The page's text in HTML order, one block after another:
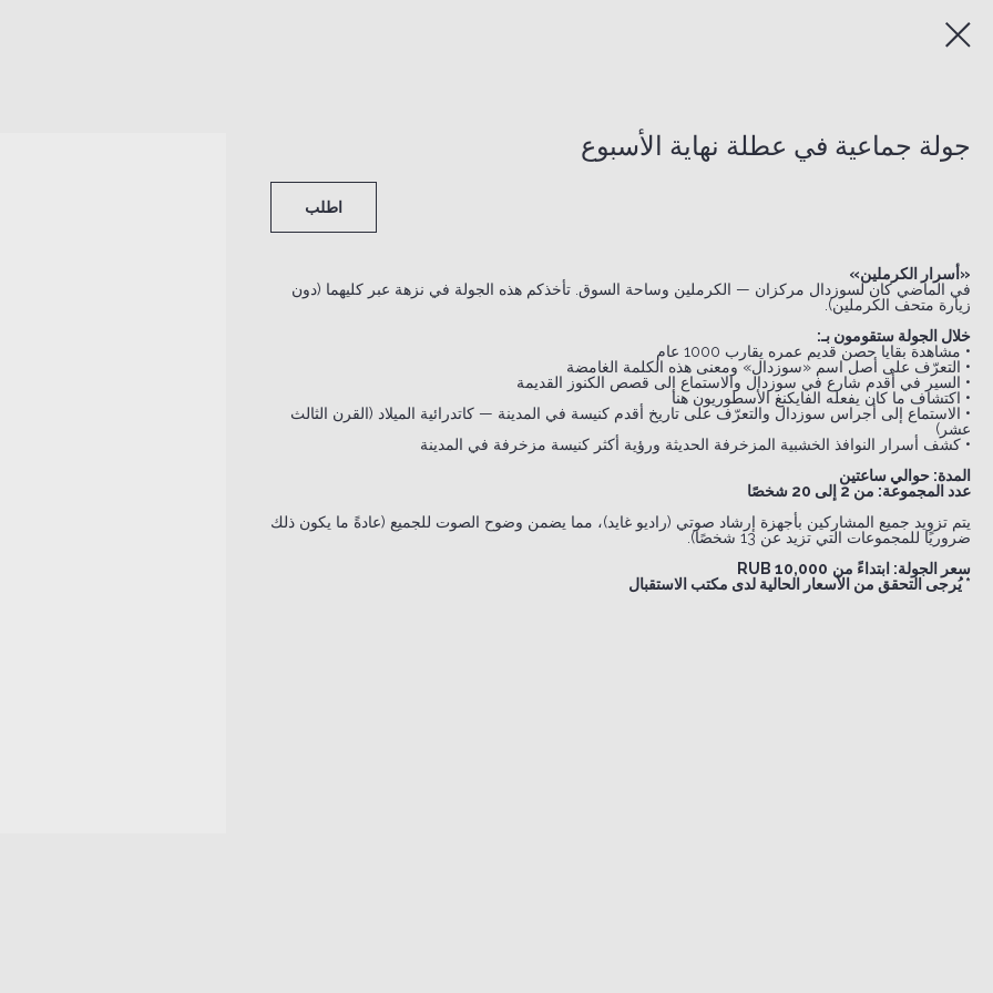
جولة جماعية في عطلة نهاية الأسبوع
اطلب
«أسرار الكرملين»
في الماضي كان لسوزدال مركزان — الكرملين وساحة السوق. تأخذكم هذه الجولة في نزهة عبر كليهما (دون
زيارة متحف الكرملين).
خلال الجولة ستقومون بـ:
• مشاهدة بقايا حصن قديم عمره يقارب 1000 عام
• التعرّف على أصل اسم «سوزدال» ومعنى هذه الكلمة الغامضة
• السير في أقدم شارع في سوزدال والاستماع إلى قصص الكنوز القديمة
• اكتشاف ما كان يفعله الفايكنغ الأسطوريون هنا
• الاستماع إلى أجراس سوزدال والتعرّف على تاريخ أقدم كنيسة في المدينة — كاتدرائية الميلاد (القرن الثالث
عشر)
• كشف أسرار النوافذ الخشبية المزخرفة الحديثة ورؤية أكثر كنيسة مزخرفة في المدينة
المدة: حوالي ساعتين
عدد المجموعة: من 2 إلى 20 شخصًا
يتم تزويد جميع المشاركين بأجهزة إرشاد صوتي (راديو غايد)، مما يضمن وضوح الصوت للجميع (عادةً ما يكون ذلك
ضروريًا للمجموعات التي تزيد عن 13 شخصًا).
سعر الجولة: ابتداءً من 10,000 RUB
* يُرجى التحقق من الأسعار الحالية لدى مكتب الاستقبال